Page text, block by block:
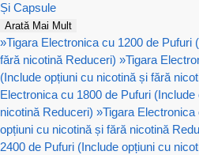
Și Capsule
Arată Mai Mult
»Tigara Electronica cu 1200 de Pufuri
fără nicotină Reduceri) »Tigara
(Include opțiuni cu nicotină și fără
Electronica cu 1800 de Pufuri
nicotină Reduceri) »Tigara
opțiuni cu nicotină și fără nicotină
2400 de Pufuri (Include opțiuni cu